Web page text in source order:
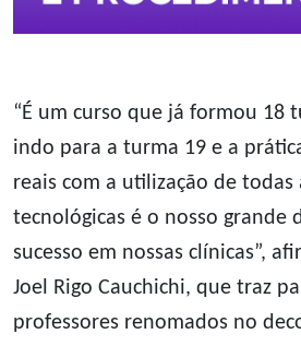
“É um curso que já formou 18
indo para a turma 19 e a
reais com a utilização de todas
tecnológicas é o nosso grande
sucesso em nossas clínicas”,
Joel Rigo Cauchichi, que traz
professores renomados no